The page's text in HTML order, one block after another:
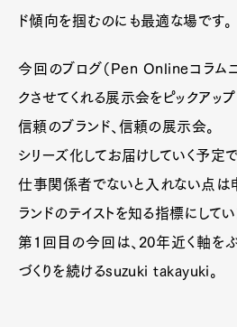
ド傾向を掴むのにも最適な場です。
今回のブログ（Pen Onlineコラムニ
クさせてくれる展示会をピックアップ
信頼のブランド、信頼の展示会。
シリーズ化してお届けしていく予定で
仕事関係者でないと入れない点は
ランドのテイストを知る指標にしてい
第1回目の今回は、20年近く軸を
づくりを続けるsuzuki takayuki。